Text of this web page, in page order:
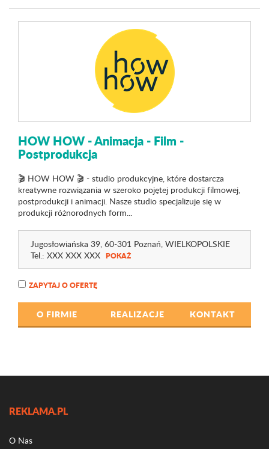
HOW HOW - Animacja - Film -
Postprodukcja
🎬 HOW HOW 🎬 - studio produkcyjne, które dostarcza
kreatywne rozwiązania w szeroko pojętej produkcji filmowej,
postprodukcji i animacji. Nasze studio specjalizuje się w
produkcji różnorodnych form...
Jugosłowiańska 39, 60-301 Poznań, WIELKOPOLSKIE
Tel.: XXX XXX XXX POKAŻ
ZAPYTAJ O OFERTĘ
O FIRMIE REALIZACJE KONTAKT
REKLAMA.PL
O Nas